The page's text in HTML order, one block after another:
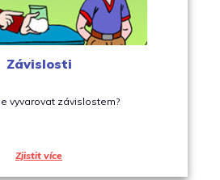
Závislosti
vyvarovat závislostem?
Zjistit více